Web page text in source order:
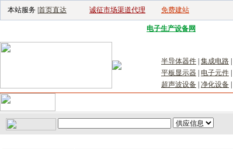
本站服务 | 首页直达 诚征市场渠道代理 免费建站
电子生产设备网
半导体器件 集成电路
平板显示器
电子元件
超声波设备 净化设备